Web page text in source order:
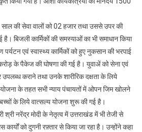
की सेवा वालों को 02 हजार तथा उससे उपर की
है। बिजली कार्मिकों की समस्याओं का भी समाधान किया
पर्यटन एवं स्वास्थ्य कार्मिकों को हुए नुकसान की भरपाई
के पैकेज की घोषणा की गई है। युवाअें को सेना एवं
कराने तथा उनके शारीरिक दक्षता के लिये
के तहत सभी न्याय पंचायतों में ओपन जिम खोलने
के लिये वात्सल्य योजना शुरू की गई है।
श्री नरेंद्र मोदी के नेतृत्व में उत्तराखंड में भी तेजी से
कार्यों को दुगनी रफ़्तार से किया जा रहा है। उन्होंने कहा